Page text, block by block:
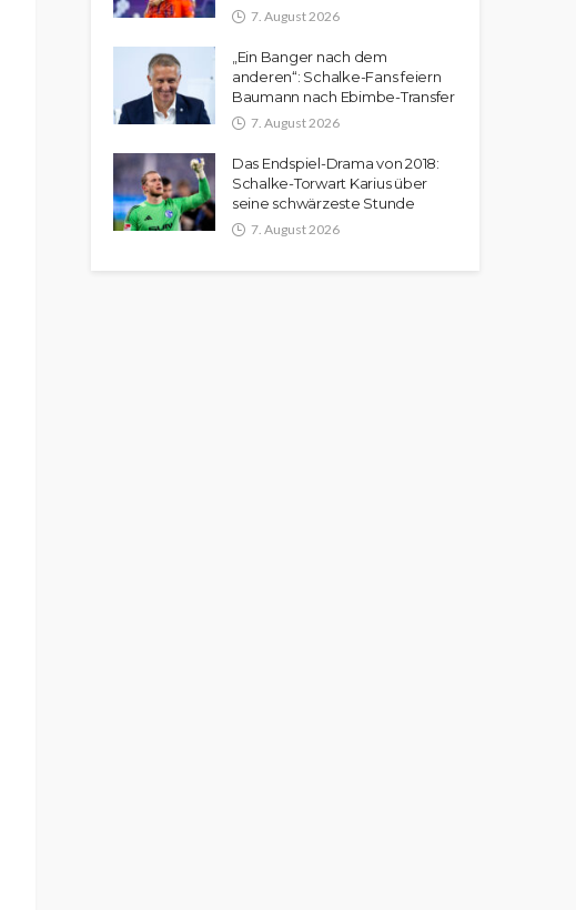
7. August 2026
„Ein Banger nach dem
anderen“: Schalke-Fans feiern
Baumann nach Ebimbe-Transfer
7. August 2026
Das Endspiel-Drama von 2018:
Schalke-Torwart Karius über
seine schwärzeste Stunde
7. August 2026